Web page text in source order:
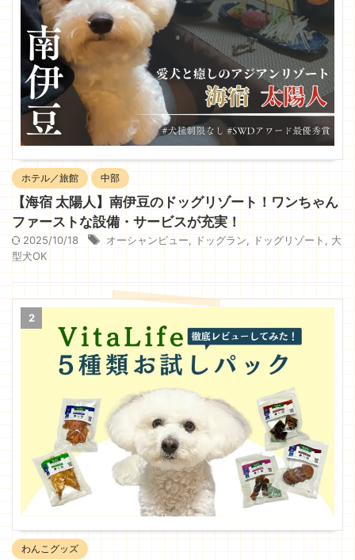
ホテル／旅館 中部
【海宿 太陽人】南伊豆のドッグリゾート！ワンちゃん
ファーストな設備・サービスが充実！
2025/10/18 オーシャンビュー ドッグラン ドッグリゾート
大
型犬OK
2
わんこグッズ